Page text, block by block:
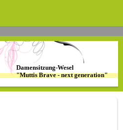
Damensitzung-Wesel
"Muttis Brave - next generation"